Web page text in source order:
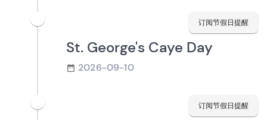
订阅节假日提醒
St. George's Caye Day
2026-09-10
订阅节假日提醒